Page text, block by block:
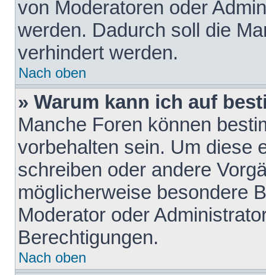
von Moderatoren oder
werden. Dadurch soll die
verhindert werden.
Nach oben
» Warum kann ich auf
Manche Foren können
vorbehalten sein. Um diese
schreiben oder andere
möglicherweise besondere
Moderator oder
Berechtigungen.
Nach oben